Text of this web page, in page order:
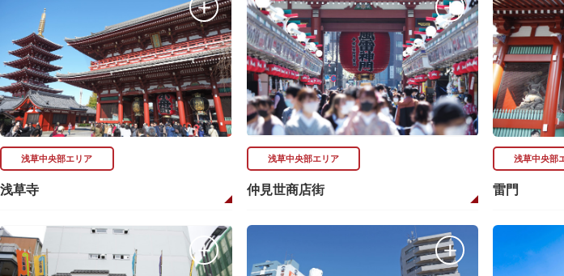
浅草中央部エリア
浅草寺
浅草中央部エリア
仲見世商店街
浅草中央部
雷門